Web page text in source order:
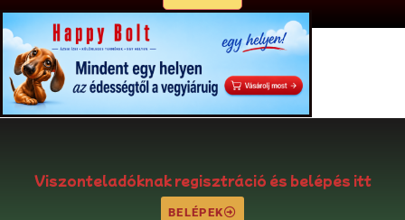
Viszonteladóknak regisztráció és belépés itt
BELÉPEK